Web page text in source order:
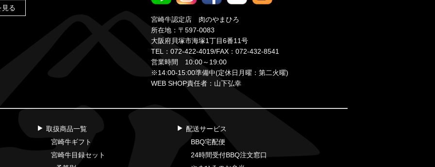
見る
宮崎牛認定店 肉のやまひろ
所在地：〒597-0083
大阪府貝塚市海塚1丁目6番11号
TEL：072-422-4019/FAX：072-432-8541
営業時間 10:00～19:00
※14:00‐15:00準備中(定休日月曜：第二火曜)
WEB SHOP責任者：山下弘幸
取扱商品一覧
宮崎牛ギフト
宮崎牛目録セット
配送サービス
BBQ宅配便
24時間受付BBQ注文窓口